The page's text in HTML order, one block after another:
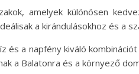
amelyek különösen
a kirándulásokhoz és a
a napfény kiváló
a Balatonra és a környező